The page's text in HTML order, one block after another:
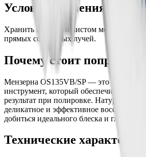
Условия хранения:
Хранить в сухом и чистом месте,
прямых солнечных лучей.
Почему стоит
Мензерна OS135VB/SP — это
инструмент, который обеспечивает
результат при полировке. Натуральная
деликатное и эффективное
добиться идеального блеска и
Технические